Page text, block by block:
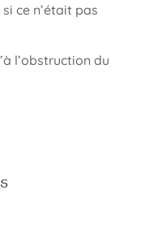
ce n’était pas
l’obstruction du